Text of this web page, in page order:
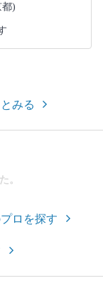
都)
みる
。
ロを探す